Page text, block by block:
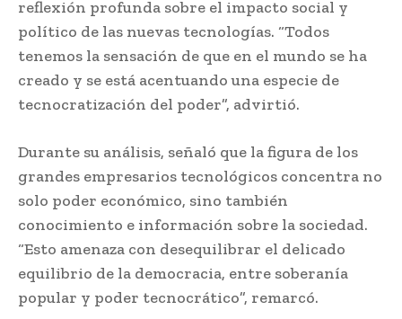
reflexión profunda sobre el impacto social y
político de las nuevas tecnologías. “Todos
tenemos la sensación de que en el mundo se ha
creado y se está acentuando una especie de
tecnocratización del poder”, advirtió.
Durante su análisis, señaló que la figura de los
grandes empresarios tecnológicos concentra no
solo poder económico, sino también
conocimiento e información sobre la sociedad.
“Esto amenaza con desequilibrar el delicado
equilibrio de la democracia, entre soberanía
popular y poder tecnocrático”, remarcó.